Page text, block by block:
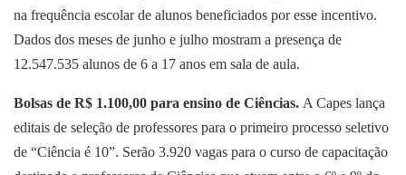
na frequência escolar de alunos beneficiados por esse incentivo.
Dados dos meses de junho e julho mostram a presença de
12.547.535 alunos de 6 a 17 anos em sala de aula.
Bolsas de R$ 1.100,00 para ensino de Ciências. A Capes lança
editais de seleção de professores para o primeiro processo seletivo
de “Ciência é 10”. Serão 3.920 vagas para o curso de capacitação